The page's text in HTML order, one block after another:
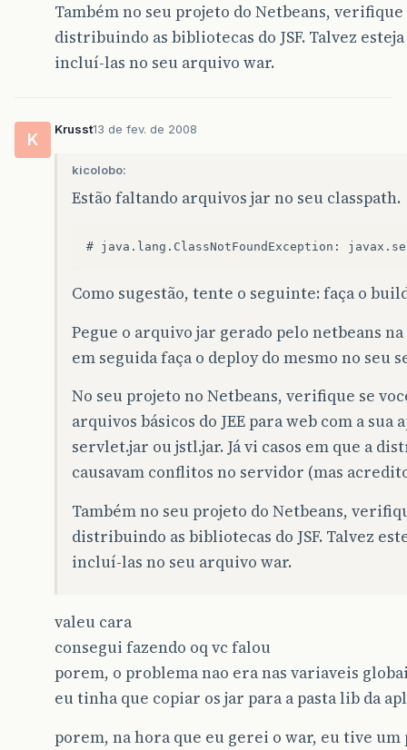
Também no seu projeto do Netbeans, verifique
distribuindo as bibliotecas do JSF. Talvez
incluí-las no seu arquivo war.
K
Krusst13 de fev. de 2008
kicolobo:
Estão faltando arquivos jar no seu classpath.
Como sugestão, tente o seguinte: faça o
Pegue o arquivo jar gerado pelo netbeans
em seguida faça o deploy do mesmo no seu
No seu projeto no Netbeans, verifique se
arquivos básicos do JEE para web com a sua
servlet.jar ou jstl.jar. Já vi casos em que a
causavam conflitos no servidor (mas
Também no seu projeto do Netbeans,
distribuindo as bibliotecas do JSF. Talvez
incluí-las no seu arquivo war.
valeu cara
consegui fazendo oq vc falou
porem, o problema nao era nas variaveis
eu tinha que copiar os jar para a pasta lib da
porem, na hora que eu gerei o war, eu tive